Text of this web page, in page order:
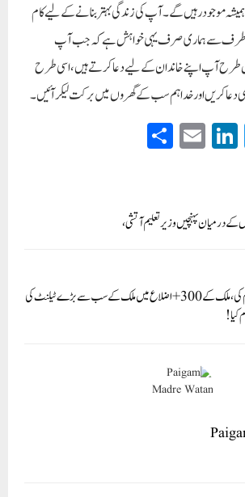
موجود رہیں گے۔ آپ کی زندگی بہتر بنانے کے لیے کام
سے ہماری صرف یہی خواہش ہے کہ جب آپ
طرح آپ اپنے خاندان کے لیے دعا کرتے ہیں، اسی طرح
کریں اور خدا ہم سب کے گھروں میں برکت لیکر آئیں۔
T
wi
r
Li
nk
In
E
m
کے درمیان پہنچیں وزیر تعلیم آتشی،
اے ایم پی نے تاریخ رقم کی، ملک کے 300+ اضلاع میں ملک کے سب سے بڑے ٹیلنٹ کی
کیا!